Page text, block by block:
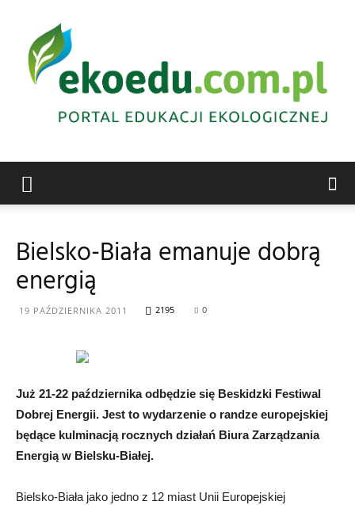
ekologiczna
Bielsko-Biała emanuje dobrą
energią
19 PAŹDZIERNIKA 2011 2195 0
Już 21-22 października odbędzie się Beskidzki Festiwal
Dobrej Energii. Jest to wydarzenie o randze europejskiej
będące kulminacją rocznych działań Biura Zarządzania
Energią w Bielsku-Białej.
Bielsko-Biała jako jedno z 12 miast Unii Europejskiej